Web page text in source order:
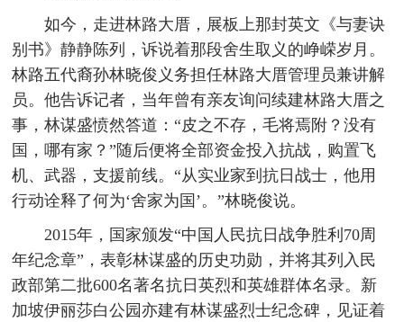
如今，走进林路大厝，展板上那封英文《与妻诀
别书》静静陈列，诉说着那段舍生取义的峥嵘岁月。
林路五代裔孙林晓俊义务担任林路大厝管理员兼讲解
员。他告诉记者，当年曾有亲友询问续建林路大厝之
事，林谋盛愤然答道：“皮之不存，毛将焉附？没有
国，哪有家？”随后便将全部资金投入抗战，购置飞
机、武器，支援前线。“从实业家到抗日战士，他用
行动诠释了何为‘舍家为国’。”林晓俊说。
2015年，国家颁发“中国人民抗日战争胜利70周
年纪念章”，表彰林谋盛的历史功勋，并将其列入民
政部第二批600名著名抗日英烈和英雄群体名录。新
加坡伊丽莎白公园亦建有林谋盛烈士纪念碑，见证着